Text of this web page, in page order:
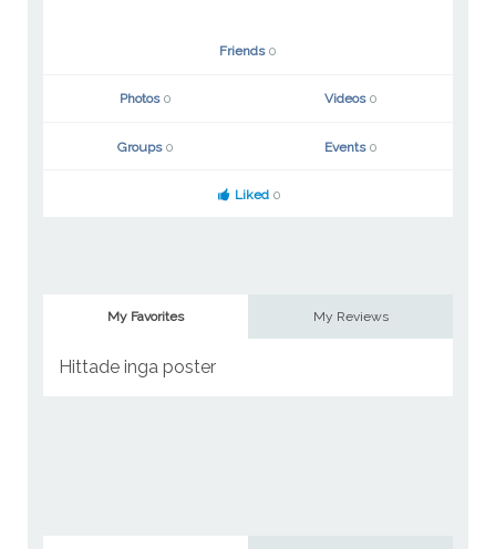
Friends 0
Photos 0 Videos 0
Groups 0 Events 0
Liked 0
My Favorites My Reviews
Hittade inga poster